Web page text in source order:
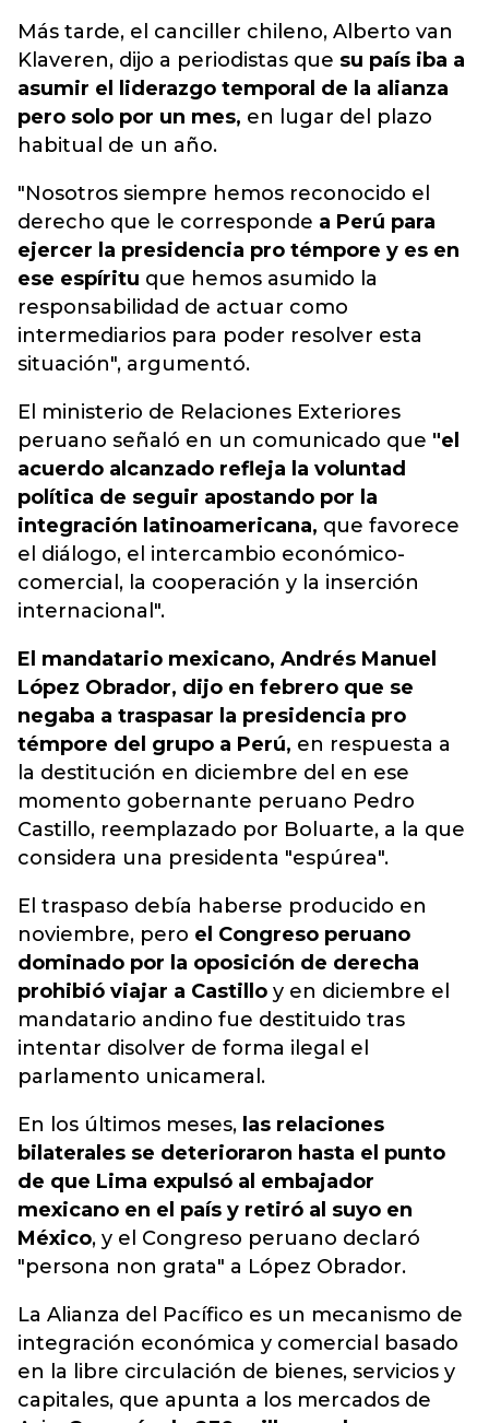
Más tarde, el canciller chileno, Alberto van
Klaveren, dijo a periodistas que su país iba a
asumir el liderazgo temporal de la alianza
pero solo por un mes, en lugar del plazo
habitual de un año.
"Nosotros siempre hemos reconocido el
derecho que le corresponde a Perú para
ejercer la presidencia pro témpore y es en
ese espíritu que hemos asumido la
responsabilidad de actuar como
intermediarios para poder resolver esta
situación", argumentó.
El ministerio de Relaciones Exteriores
peruano señaló en un comunicado que "el
acuerdo alcanzado refleja la voluntad
política de seguir apostando por la
integración latinoamericana, que favorece
el diálogo, el intercambio económico-
comercial, la cooperación y la inserción
internacional".
El mandatario mexicano, Andrés Manuel
López Obrador, dijo en febrero que se
negaba a traspasar la presidencia pro
témpore del grupo a Perú, en respuesta a
la destitución en diciembre del en ese
momento gobernante peruano Pedro
Castillo, reemplazado por Boluarte, a la que
considera una presidenta "espúrea".
El traspaso debía haberse producido en
noviembre, pero el Congreso peruano
dominado por la oposición de derecha
prohibió viajar a Castillo y en diciembre el
mandatario andino fue destituido tras
intentar disolver de forma ilegal el
parlamento unicameral.
En los últimos meses, las relaciones
bilaterales se deterioraron hasta el punto
de que Lima expulsó al embajador
mexicano en el país y retiró al suyo en
México, y el Congreso peruano declaró
"persona non grata" a López Obrador.
La Alianza del Pacífico es un mecanismo de
integración económica y comercial basado
en la libre circulación de bienes, servicios y
capitales, que apunta a los mercados de